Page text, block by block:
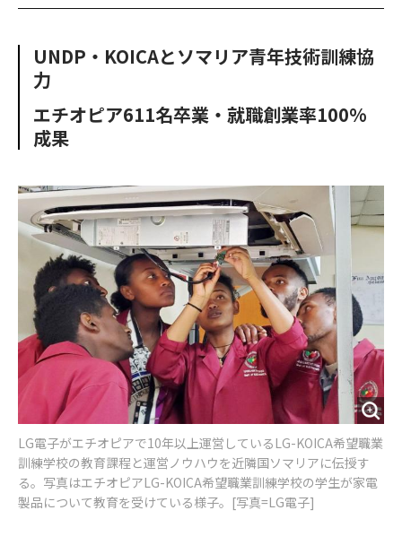
c
o
o
k
i
e
o
u
o
n
UNDP・KOICAとソマリア青年技術訓練協
力
エチオピア611名卒業・就職創業率100%
成果
LG電子がエチオピアで10年以上運営しているLG-KOICA希望職業
訓練学校の教育課程と運営ノウハウを近隣国ソマリアに伝授す
る。写真はエチオピアLG-KOICA希望職業訓練学校の学生が家電
製品について教育を受けている様子。[写真=LG電子]